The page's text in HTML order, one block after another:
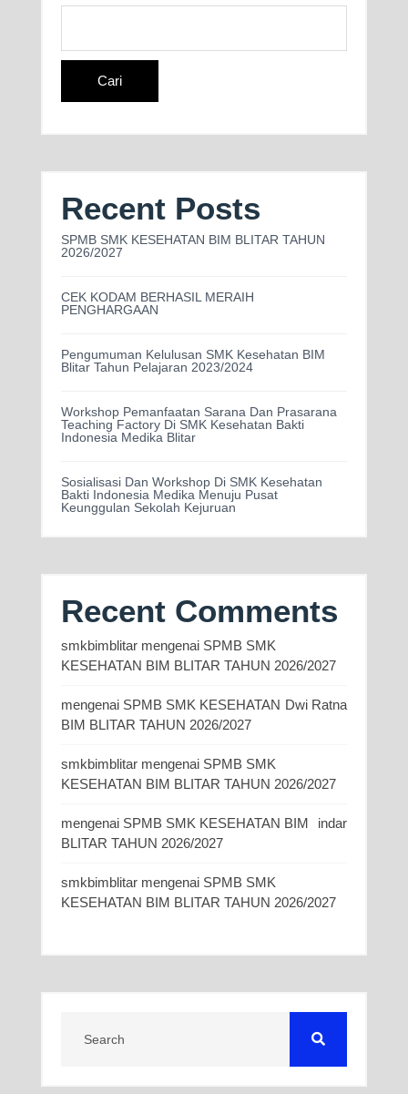
Cari
Recent Posts
SPMB SMK KESEHATAN BIM BLITAR TAHUN
2026/2027
CEK KODAM BERHASIL MERAIH
PENGHARGAAN
Pengumuman Kelulusan SMK Kesehatan BIM
Blitar Tahun Pelajaran 2023/2024
Workshop Pemanfaatan Sarana Dan Prasarana
Teaching Factory Di SMK Kesehatan Bakti
Indonesia Medika Blitar
Sosialisasi Dan Workshop Di SMK Kesehatan
Bakti Indonesia Medika Menuju Pusat
Keunggulan Sekolah Kejuruan
Recent Comments
smkbimblitar mengenai SPMB SMK
KESEHATAN BIM BLITAR TAHUN 2026/2027
Dwi Ratna
mengenai SPMB SMK KESEHATAN
BIM BLITAR TAHUN 2026/2027
smkbimblitar mengenai SPMB SMK
KESEHATAN BIM BLITAR TAHUN 2026/2027
indar
mengenai SPMB SMK KESEHATAN BIM
BLITAR TAHUN 2026/2027
smkbimblitar mengenai SPMB SMK
KESEHATAN BIM BLITAR TAHUN 2026/2027